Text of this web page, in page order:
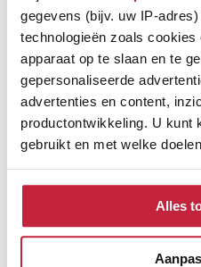
gegevens (bijv. uw IP-
technologieën zoals cookies
apparaat op te slaan en te
gepersonaliseerde
advertenties en content,
productontwikkeling. U kunt
gebruikt en met welke
Als u het toestaat, willen we
Informatie
locatie, die tot een paar
Uw apparaat
Alles
Bezoek ons
Industrieweg 9a
Bezorgen én leggen
Op vaste dag per postcode